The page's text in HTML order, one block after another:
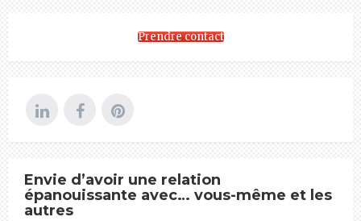
Prendre contact
Envie d’avoir une relation
épanouissante avec… vous-même et les
autres